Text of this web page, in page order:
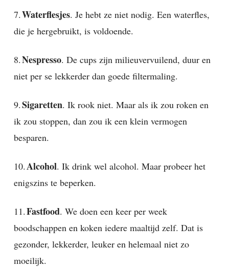
7.Waterflesjes. Je hebt ze niet nodig. Een waterfles,
die je hergebruikt, is voldoende.
8.Nespresso. De cups zijn milieuvervuilend, duur en
niet per se lekkerder dan goede filtermaling.
9.Sigaretten. Ik rook niet. Maar als ik zou roken en
ik zou stoppen, dan zou ik een klein vermogen
besparen.
10.Alcohol. Ik drink wel alcohol. Maar probeer het
enigszins te beperken.
11.Fastfood. We doen een keer per week
boodschappen en koken iedere maaltijd zelf. Dat is
gezonder, lekkerder, leuker en helemaal niet zo
moeilijk.